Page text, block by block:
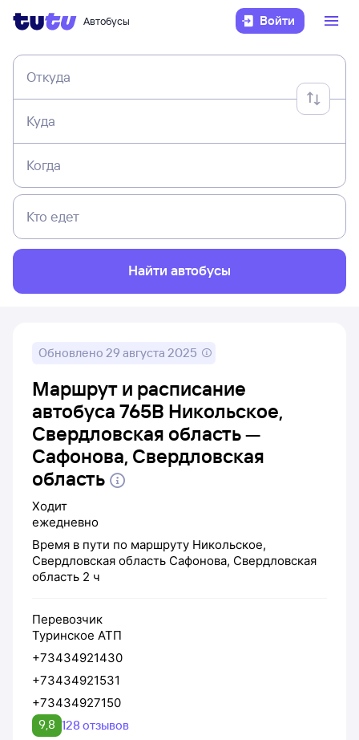
Автобусы Войти
Откуда
Куда
Когда
Кто едет
Найти автобусы
Обновлено 29 августа 2025
Маршрут и расписание
автобуса 765В Никольское,
Свердловская область —
Сафонова, Свердловская
область
Ходит
ежедневно
Время в пути по маршруту Никольское,
Свердловская область Сафонова, Свердловская
область 2 ч
Перевозчик
Туринское АТП
+73434921430
+73434921531
+73434927150
9,8 128 отзывов